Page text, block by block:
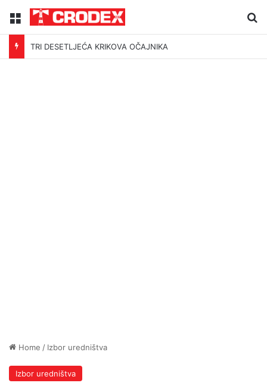
Menu
TRI DESETLJEĆA KRIKOVA OČAJNIKA
Home / Izbor uredništva
Izbor uredništva